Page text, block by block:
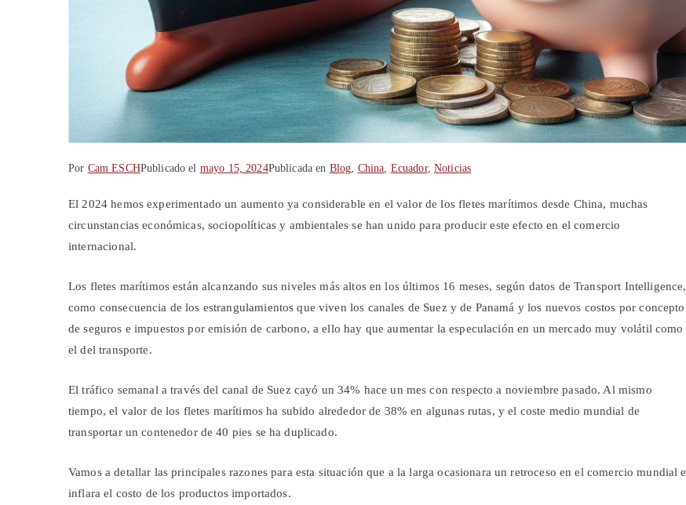
Por Cam ESCHPublicado el mayo 15, 2024Publicada en Blog, China, Ecuador,Noticias
El 2024 hemos experimentado un aumento ya considerable en el valor de los fletes marítimos desde China, muchas
circunstancias económicas, sociopolíticas y ambientales se han unido para producir este efecto en el comercio
internacional.
Los fletes marítimos están alcanzando sus niveles más altos en los últimos 16 meses, según datos de Transport Intelligence,
como consecuencia de los estrangulamientos que viven los canales de Suez y de Panamá y los nuevos costos por concepto
de seguros e impuestos por emisión de carbono, a ello hay que aumentar la especulación en un mercado muy volátil como
el del transporte.
El tráfico semanal a través del canal de Suez cayó un 34% hace un mes con respecto a noviembre pasado. Al mismo
tiempo, el valor de los fletes marítimos ha subido alrededor de 38% en algunas rutas, y el coste medio mundial de
transportar un contenedor de 40 pies se ha duplicado.
Vamos a detallar las principales razones para esta situación que a la larga ocasionara un retroceso en el comercio mundial e
inflara el costo de los productos importados.